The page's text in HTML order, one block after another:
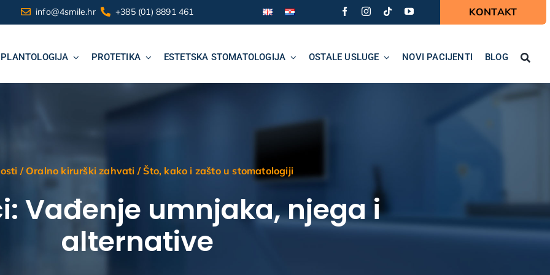
info@4smile.hr +385 (01) 8891 461 KONTAKT
PROTETIKA ESTETSKA STOMATOLOGIJA OSTALE USLUGE NOVI PACIJENTI BLOG
/ Oralno kirurški zahvati /Što, kako i zašto u stomatologiji
Vađenje umnjaka, njega i
alternative